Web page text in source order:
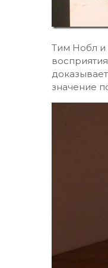
Тим Нобл и
значение